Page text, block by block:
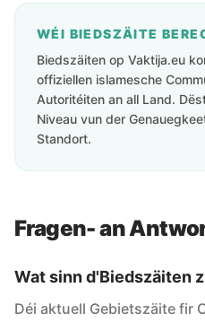
WÉI BIEDSZÄITE
Biedszäiten op Vaktija.eu
offiziellen islamesche
Autoritéiten an all Land.
Niveau vun der
Standort.
Fragen- an
Wat sinn d'Biedszäiten
Déi aktuell Gebietszäite fir